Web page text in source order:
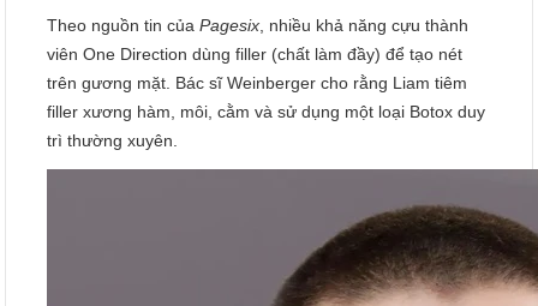
Theo nguồn tin củaPagesix , nhiều khả năng cựu thành
viên One Direction dùng filler (chất làm đầy) để tạo nét
trên gương mặt. Bác sĩ Weinberger cho rằng Liam tiêm
filler xương hàm, môi, cằm và sử dụng một loại Botox duy
trì thường xuyên.